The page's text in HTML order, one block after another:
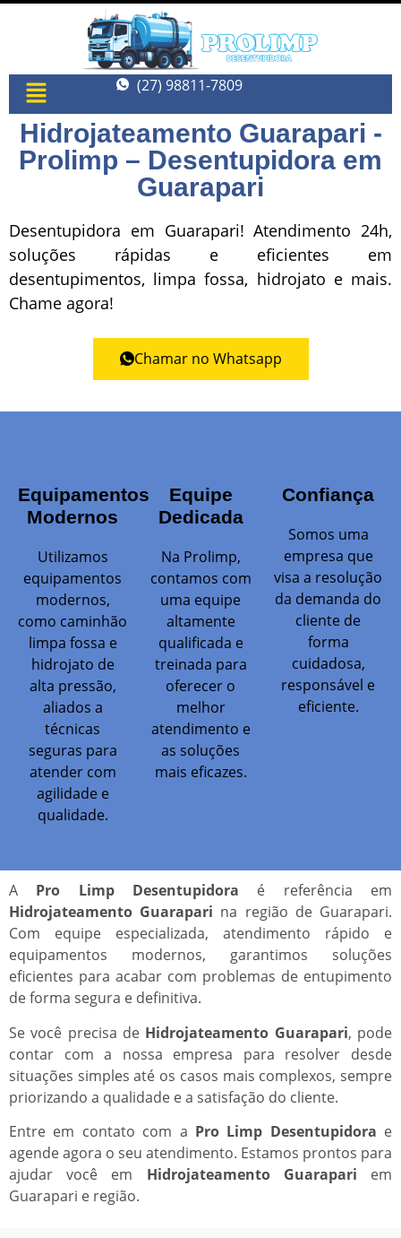
(27) 98811-7809
Hidrojateamento Guarapari -
Prolimp – Desentupidora em
Guarapari
Desentupidora em Guarapari! Atendimento 24h,
soluções rápidas e eficientes em
desentupimentos, limpa fossa, hidrojato e mais.
Chame agora!
Chamar no Whatsapp
Equipamentos
Modernos
Utilizamos
equipamentos
modernos,
como caminhão
limpa fossa e
hidrojato de
alta pressão,
aliados a
técnicas
seguras para
atender com
agilidade e
qualidade.
Equipe
Dedicada
Na Prolimp,
contamos com
uma equipe
altamente
qualificada e
treinada para
oferecer o
melhor
atendimento e
as soluções
mais eficazes.
Confiança
Somos uma
empresa que
visa a resolução
da demanda do
cliente de
forma
cuidadosa,
responsável e
eficiente.
A Pro Limp Desentupidora é referência em
Hidrojateamento Guarapari na região de Guarapari.
Com equipe especializada, atendimento rápido e
equipamentos modernos, garantimos soluções
eficientes para acabar com problemas de entupimento
de forma segura e definitiva.
Se você precisa de Hidrojateamento Guarapari, pode
contar com a nossa empresa para resolver desde
situações simples até os casos mais complexos, sempre
priorizando a qualidade e a satisfação do cliente.
Entre em contato com a Pro Limp Desentupidora e
agende agora o seu atendimento. Estamos prontos para
ajudar você em Hidrojateamento Guarapari em
Guarapari e região.